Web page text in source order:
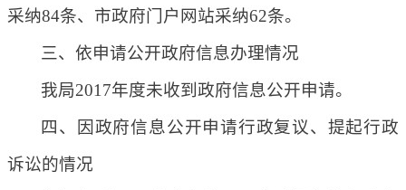
采纳84条、市政府门户网站采纳62条。
三、依申请公开政府信息办理情况
我局2017年度未收到政府信息公开申请。
四、因政府信息公开申请行政复议、提起行政
诉讼的情况